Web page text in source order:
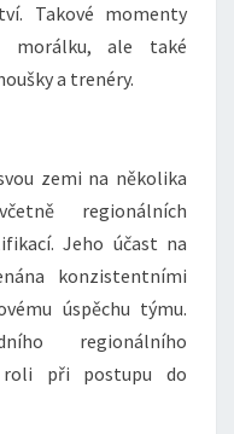
Takové momenty
morálku, ale také
a trenéry.
zemi na několika
regionálních
Jeho účast na
konzistentními
úspěchu týmu.
regionálního
roli při postupu do